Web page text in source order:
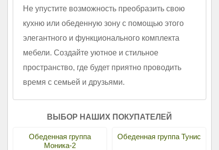
Не упустите возможность преобразить свою
кухню или обеденную зону с помощью этого
элегантного и функционального комплекта
мебели. Создайте уютное и стильное
пространство, где будет приятно проводить
время с семьей и друзьями.
ВЫБОР НАШИХ ПОКУПАТЕЛЕЙ
Обеденная группа
Моника-2
Обеденная группа Тунис